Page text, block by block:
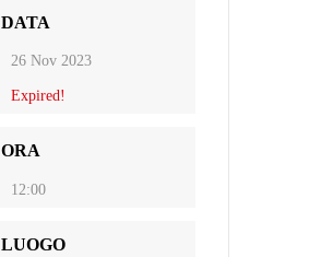
DATA
26 Nov 2023
Expired!
ORA
12:00
LUOGO